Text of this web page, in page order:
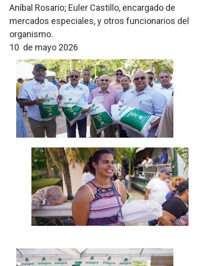
Aníbal Rosario; Euler Castillo, encargado de
mercados especiales, y otros funcionarios del
organismo.
10 de mayo 2026